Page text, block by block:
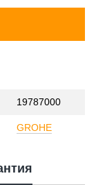
19787000
GROHE